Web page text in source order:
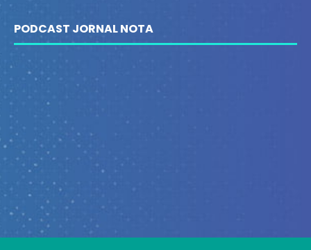
PODCAST JORNAL NOTA